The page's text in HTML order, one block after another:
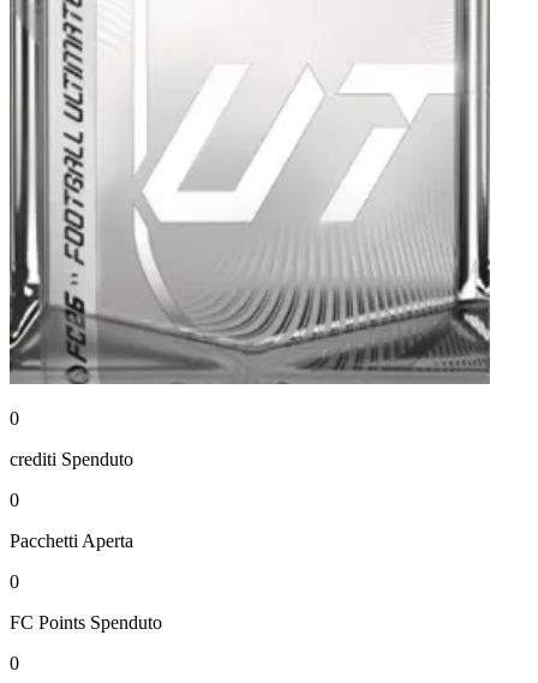
0
crediti Spenduto
0
Pacchetti Aperta
0
FC Points Spenduto
0